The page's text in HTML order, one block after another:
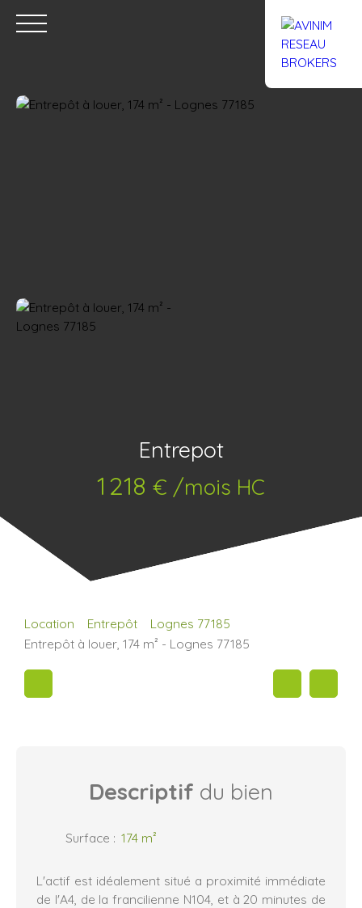
Entrepot
1 218 € /mois HC
Location Entrepôt
Lognes 77185
Entrepôt à louer, 174 m² - Lognes 77185
Descriptif du bien
Surface : 174 m²
L'actif est idéalement situé a proximité immédiate
de l'A4, de la francilienne N104, et à 20 minutes de